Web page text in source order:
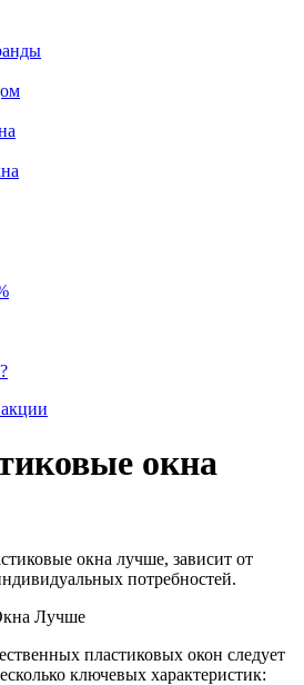
окна
окна лучше, зависит от
потребностей.
пластиковых окон следует
ключевых характеристик: